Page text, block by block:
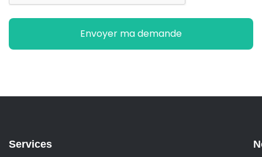
Services